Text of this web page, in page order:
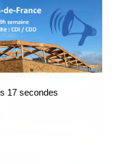
de France
17secondes